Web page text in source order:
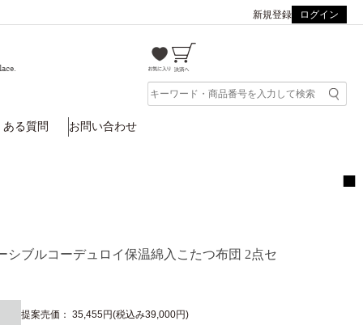
新規登録 ログイン
ある質問 お問い合わせ
シブルコーデュロイ保温綿入こたつ布団 2点セ
提案売価： 35,455円(税込み39,000円)